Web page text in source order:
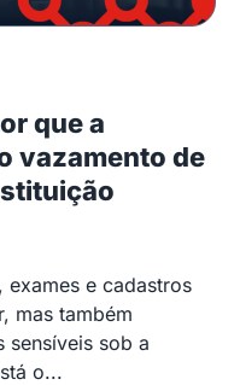
que a
vazamento de
e cadastros
mas também
sensíveis sob a
o...